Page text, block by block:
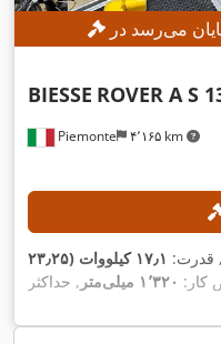
Piemonte ۴٬۱۶۵ km
BIESSE ROVER A S
, قدرت:
۱۷٫۱ کیلووات (۲۳٫۲۵
کار: ۱٬۳۲۰ میلی‌متر
, حداکثر
میلی‌متر,